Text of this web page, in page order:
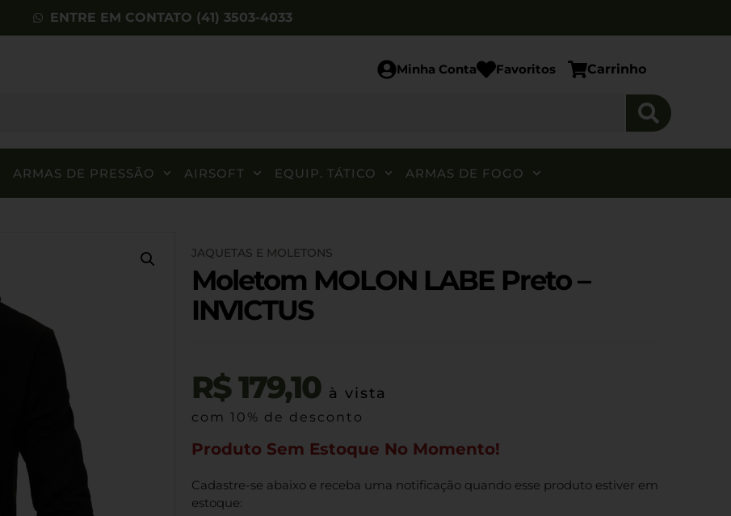
ENTRE EM CONTATO (41) 3503-4033
Minha Conta Favoritos Carrinho
ARMAS DE PRESSÃO AIRSOFT EQUIP. TÁTICO ARMAS DE FOGO
JAQUETAS E MOLETONS
Moletom MOLON LABE Preto –
INVICTUS
R$179,10 à vista
com 10% de desconto
Produto Sem Estoque No Momento!
Cadastre-se abaixo e receba uma notificação quando esse produto estiver em
estoque: